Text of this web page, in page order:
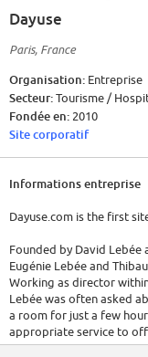
Dayuse
Paris, France
Organisation: Entreprise
Secteur:Tourisme /
Fondée en: 2010
Site corporatif
Informations entreprise
Dayuse.com is the first
Founded by David
Eugénie Lebée and
Working as director
Lebée was often asked
a room for just a few
appropriate service to
need.